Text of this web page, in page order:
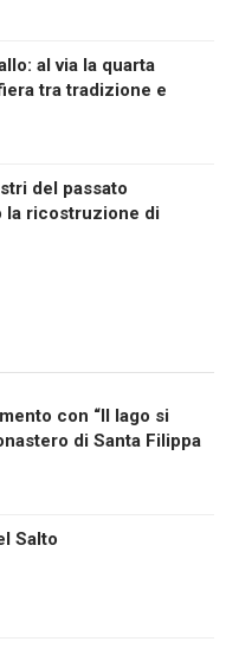
al via la quarta
tra tradizione e
del passato
la ricostruzione di
con “Il lago si
di Santa Filippa
Salto